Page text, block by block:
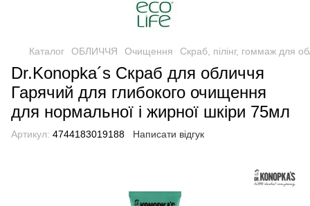
Каталог ОБЛИЧЧЯ Очищення Скраб, пілінг, гоммаж для
Dr.Konopka´s Скраб для обличчя
Гарячий для глибокого очищення
для нормальної і жирної шкіри 75мл
Артикул: 4744183019188 Написати відгук